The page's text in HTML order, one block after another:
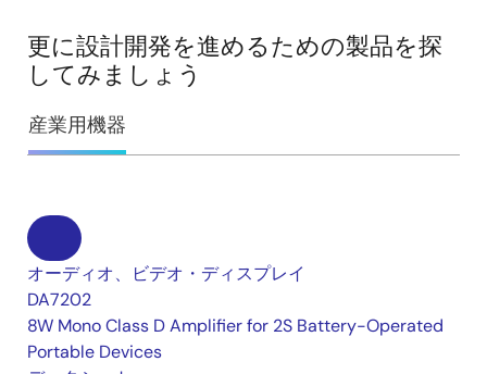
更に設計開発を進めるための製品を探
してみましょう
産業用機器
オーディオ、ビデオ・ディスプレイ
DA7202
8W Mono Class D Amplifier for 2S Battery-Operated
Portable Devices